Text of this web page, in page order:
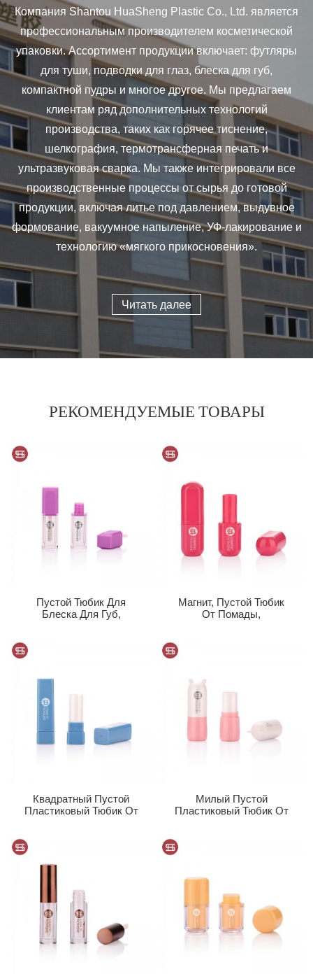
Компания Shantou HuaSheng Plastic Co., Ltd. является
профессиональным производителем косметической
упаковки. Ассортимент продукции включает: футляры
для туши, подводки для глаз, блеска для губ,
компактной пудры и многое другое. Мы предлагаем
клиентам ряд дополнительных технологий
производства, таких как горячее тиснение,
шелкография, термотрансферная печать и
ультразвуковая сварка. Мы также интегрировали все
производственные процессы от сырья до готовой
продукции, включая литье под давлением, выдувное
формование, вакуумное напыление, УФ-лакирование и
технологию «мягкого прикосновения».
Читать далее
РЕКОМЕНДУЕМЫЕ ТОВАРЫ
Пустой Тюбик Для
Блеска Для Губ,
Магнит, Пустой Тюбик
От Помады,
Квадратный Пустой
Пластиковый Тюбик От
Милый Пустой
Пластиковый Тюбик От